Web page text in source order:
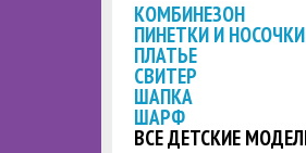
КОМБИНЕЗОН
ПИНЕТКИ И НОСОЧКИ
ПЛАТЬЕ
СВИТЕР
ШАПКА
ШАРФ
ВСЕ ДЕТСКИЕ